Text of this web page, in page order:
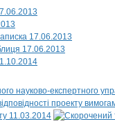
17.06.2013
17.06.2013
науково-експертного
проекту
11.03.2014